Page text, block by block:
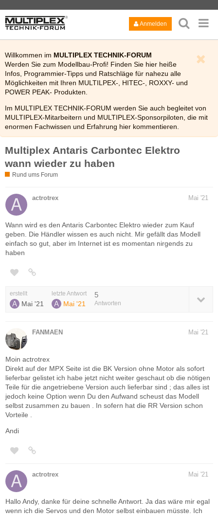
Anmelden
Willkommen im MULTIPLEX TECHNIK-FORUM
Werden Sie zum Modellbau-Profi! Finden Sie hier heiße
Infos, Programmier-Tipps und Ratschläge für nahezu alle
Möglichkeiten mit Ihren MULTILPEX-, HITEC-, ROXXY- und
POWER PEAK- Produkten.
Im MULTIPLEX TECHNIK-FORUM werden Sie auch begleitet von
MULTIPLEX-Mitarbeitern und MULTIPLEX-Sponsorpiloten, die mit
enormen Fachwissen und Erfahrung hier kommentieren.
Bitte lesen Sie auch kurz die FAQ
Multiplex Antaris Carbontec Elektro
wann wieder zu haben
Rund ums Forum
actrotrex Mai '21
Wann wird es den Antaris Carbontec Elektro wieder zum Kauf
geben. Die Händler wissen es auch nicht. Mir gefällt das Modell
einfach so gut, aber im Internet ist es momentan nirgends zu
haben
erstellt
Mai '21
letzte Antwort
Mai '21
5
Antworten
FANMAEN Mai '21
Moin actrotrex
Direkt auf der MPX Seite ist die BK Version ohne Motor als sofort
lieferbar gelistet ich habe jetzt nicht weiter geschaut ob die nötigen
Teile für die angetriebene Version auch lieferbar sind ; das alles ist
jedoch keine Option wenn Du den Aufwand scheust das Modell
selbst zusammen zu bauen . In sofern hat die RR Version schon
Vorteile .
Andi
actrotrex Mai '21
Hallo Andy, danke für deine schnelle Antwort. Ja das wäre mir egal
wenn ich die Servos und den Motor selbst einbauen müsste. Ich